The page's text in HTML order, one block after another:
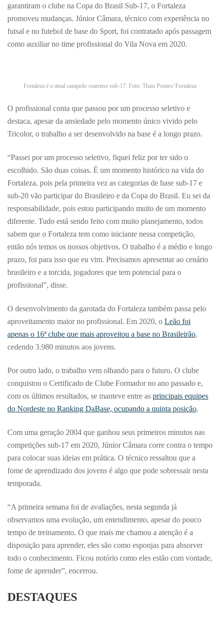
garantiram o clube na Copa do Brasil Sub-17, o Fortaleza
promoveu mudanças. Júnior Câmara, técnico com experiência no
futsal e no futebol de base do Sport, foi contratado após passagem
como auxiliar no time profissional do Vila Nova em 2020.
Fortaleza é o atual campeão cearense sub-17. Foto: Thais Pontes/ Fortaleza
O profissional conta que passou por um processo seletivo e
destaca, apesar da ansiedade pelo momento único vivido pelo
Tricolor, o trabalho a ser desenvolvido na base é a longo prazo.
“Passei por um processo seletivo, fiquei feliz por ter sido o
escolhido. São duas coisas. É um momento histórico na vida do
Fortaleza, pois pela primeira vez as categorias de base sub-17 e
sub-20 vão participar do Brasileiro e da Copa do Brasil. Eu sei da
responsabilidade, pois estou participando muito de um momento
diferente. Tudo está sendo feito com muito planejamento, todos
sabem que o Fortaleza tem como iniciante nessa competição,
então nós temos os nossos objetivos. O trabalho é a médio e longo
prazo, foi para isso que eu vim. Precisamos apresentar ao cenário
brasileiro e a torcida, jogadores que tem potencial para o
profissional”, disse.
O desenvolvimento da garotada do Fortaleza também passa pelo
aproveitamento maior no profissional. Em 2020, o Leão foi
apenas o 16ª clube que mais aproveitou a base no Brasileirão,
cedendo 3.980 minutos aos jovens.
Por outro lado, o trabalho vem olhando para o futuro. O clube
conquistou o Certificado de Clube Formador no ano passado e,
com os últimos resultados, se manteve entre as principais equipes
do Nordeste no Ranking DaBase, ocupando a quinta posição.
Com uma geração 2004 que ganhou seus primeiros minutos nas
competições sub-17 em 2020, Júnior Câmara corre contra o tempo
para colocar suas ideias em prática. O técnico ressaltou que a
fome de aprendizado dos jovens é algo que pode sobressair nesta
temporada.
“A primeira semana foi de avaliações, nesta segunda já
observamos uma evolução, um entendimento, apesar do pouco
tempo de treinamento. O que mais me chamou a atenção é a
disposição para aprender, eles são como esponjas para absorver
todo o conhecimento. Ficou notório como eles estão com vontade,
fome de aprender”, encerrou.
DESTAQUES